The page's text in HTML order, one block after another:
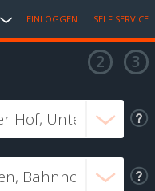
EINLOGGEN SELF SERVICE